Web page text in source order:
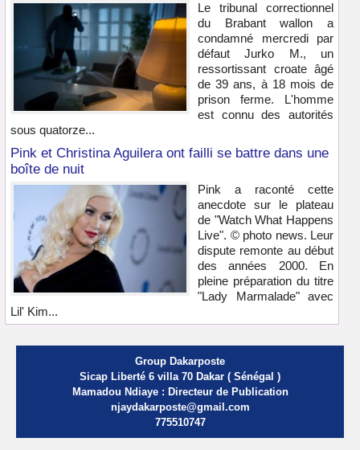
Le tribunal correctionnel
du Brabant wallon a
condamné mercredi par
défaut Jurko M., un
ressortissant croate âgé
de 39 ans, à 18 mois de
prison ferme. L'homme
est connu des autorités
sous quatorze...
Pink et Christina Aguilera ont failli se battre dans une
boîte de nuit
Pink a raconté cette
anecdote sur le plateau
de "Watch What Happens
Live". © photo news. Leur
dispute remonte au début
des années 2000. En
pleine préparation du titre
"Lady Marmalade" avec
Lil' Kim...
Group Dakarposte
Sicap Liberté 6 villa 70 Dakar ( Sénégal )
Mamadou Ndiaye : Directeur de Publication
njaydakarposte@gmail.com
775510747